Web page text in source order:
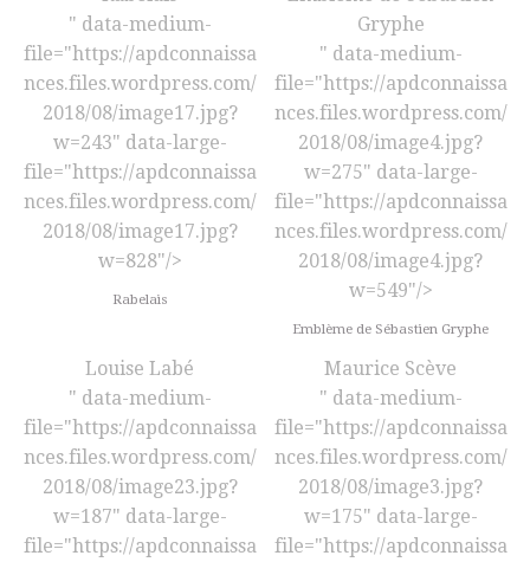
" data-medium-
file="https://apdconnaissa
nces.files.wordpress.com/
2018/08/image17.jpg?
w=243" data-large-
file="https://apdconnaissa
nces.files.wordpress.com/
2018/08/image17.jpg?
w=828"/>
Rabelais
Gryphe
" data-medium-
file="https://apdconnaissa
nces.files.wordpress.com/
2018/08/image4.jpg?
w=275" data-large-
file="https://apdconnaissa
nces.files.wordpress.com/
2018/08/image4.jpg?
w=549"/>
Emblème de Sébastien Gryphe
Louise Labé
" data-medium-
file="https://apdconnaissa
nces.files.wordpress.com/
2018/08/image23.jpg?
w=187" data-large-
file="https://apdconnaissa
Maurice Scève
" data-medium-
file="https://apdconnaissa
nces.files.wordpress.com/
2018/08/image3.jpg?
w=175" data-large-
file="https://apdconnaissa